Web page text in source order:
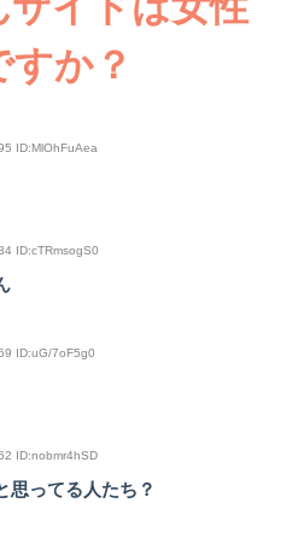
か？
ID:MlOhFuAea
ID:cTRmsogS0
ID:uG/7oF5g0
ID:nobmr4hSD
思ってる人たち？